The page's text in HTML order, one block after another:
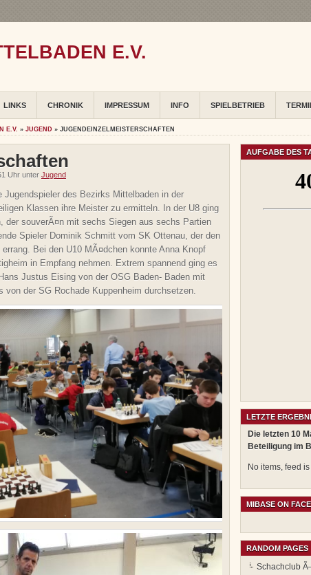
E.V.
LINKS CHRONIK IMPRESSUM INFO SPIELBETRIEB
E.V. » JUGEND » JUGENDEINZELMEISTERSCHAFTEN
Uhr unter Jugend
des Bezirks Mittelbaden in der
Klassen ihre Meister zu ermitteln. In der U8 ging
der souverÃ¤n mit sechs Siegen aus sechs Partien
Spieler Dominik Schmitt vom SK Ottenau, der den
Bei den U10 MÃ¤dchen konnte Anna Knopf
in Empfang nehmen. Extrem spannend ging es
Justus Eising von der OSG Baden- Baden mit
der SG Rochade Kuppenheim durchsetzen.
AUFGABE DES
LETZTE
Die letzten 10
Beteiligung im
No items, feed
MIBASE ON
RANDOM PAGES
Schachclub